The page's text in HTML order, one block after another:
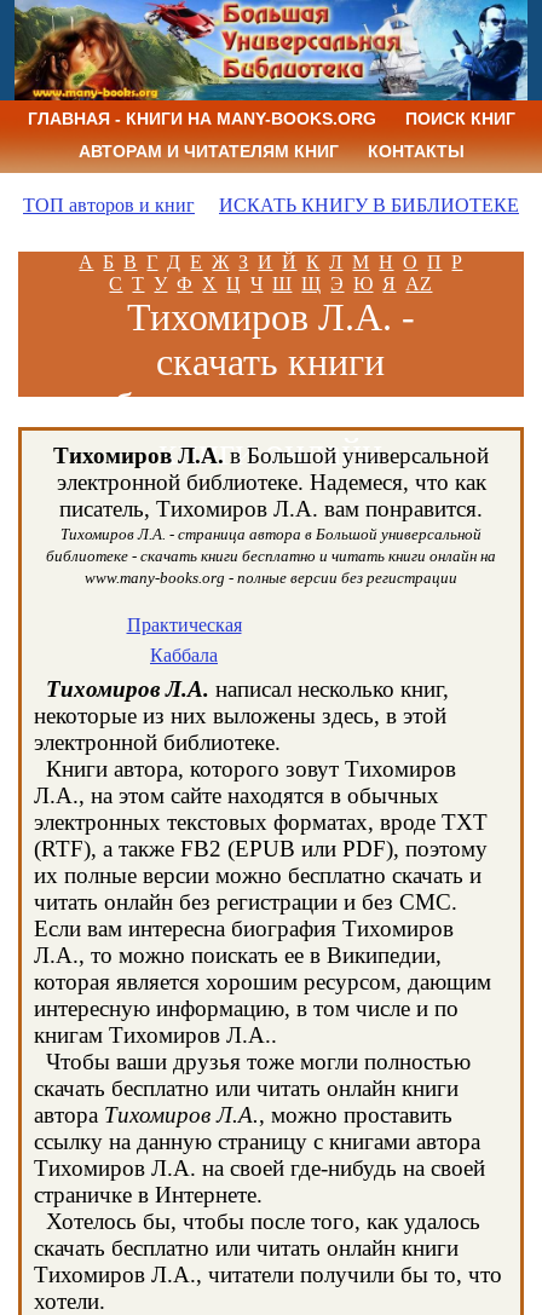
ГЛАВНАЯ - КНИГИ НА MANY-BOOKS.ORG
ПОИСК КНИГ
АВТОРАМ И ЧИТАТЕЛЯМ КНИГ
КОНТАКТЫ
ТОП авторов и книг ИСКАТЬ КНИГУ В БИБЛИОТЕКЕ
А Б В Г Д Е Ж З И Й К Л М Н О П Р
С Т У Ф Х Ц Ч Ш Щ Э Ю Я AZ
Тихомиров Л.А. -
скачать книги
бесплатно и читать
книги онлайн
Тихомиров Л.А. в Большой универсальной
электронной библиотеке. Надемеся, что как
писатель, Тихомиров Л.А. вам понравится.
Тихомиров Л.А. - страница автора в Большой универсальной
библиотеке - скачать книги бесплатно и читать книги онлайн на
www.many-books.org - полные версии без регистрации
Практическая
Каббала
Тихомиров Л.А. написал несколько книг,
некоторые из них выложены здесь, в этой
электронной библиотеке.
Книги автора, которого зовут Тихомиров
Л.А., на этом сайте находятся в обычных
электронных текстовых форматах, вроде TXT
(RTF), а также FB2 (EPUB или PDF), поэтому
их полные версии можно бесплатно скачать и
читать онлайн без регистрации и без СМС.
Если вам интересна биография Тихомиров
Л.А., то можно поискать ее в Википедии,
которая является хорошим ресурсом, дающим
интересную информацию, в том числе и по
книгам Тихомиров Л.А..
Чтобы ваши друзья тоже могли полностью
скачать бесплатно или читать онлайн книги
автора Тихомиров Л.А., можно проставить
ссылку на данную страницу с книгами автора
Тихомиров Л.А. на своей где-нибудь на своей
страничке в Интернете.
Хотелось бы, чтобы после того, как удалось
скачать бесплатно или читать онлайн книги
Тихомиров Л.А., читатели получили бы то, что
хотели.